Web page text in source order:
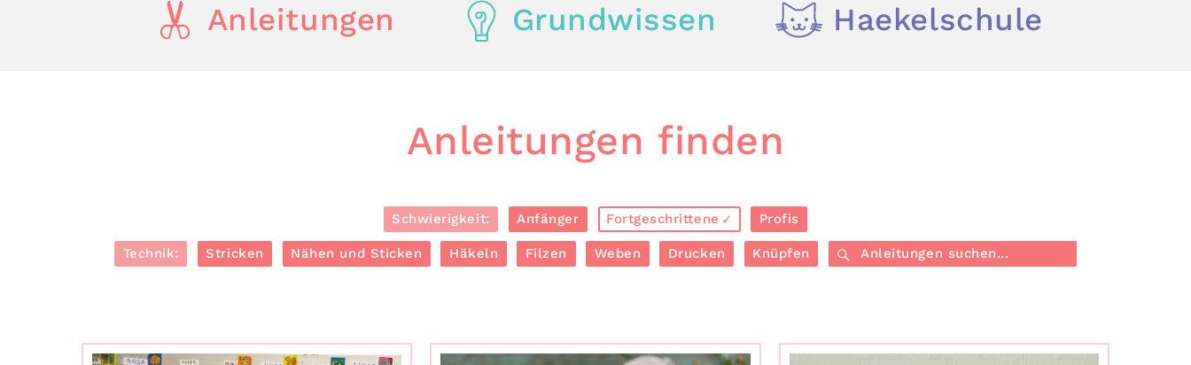
Anleitungen Grundwissen Haekelschule
Anleitungen finden
Schwierigkeit: Anfänger Fortgeschrittene Profis
Technik: Stricken Nähen und Sticken Häkeln Filzen Weben Drucken Knüpfen Anleitungen suchen...